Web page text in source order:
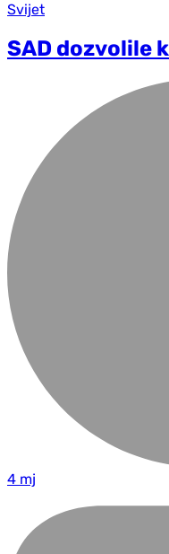
Svijet
SAD dozvolile
4 mj